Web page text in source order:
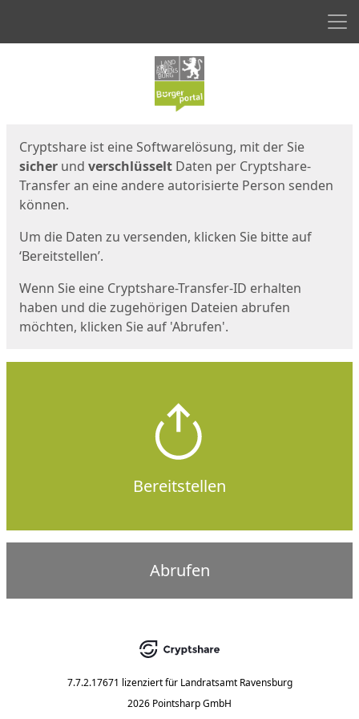
Cryptshare ist eine Softwarelösung, mit der Sie
sicher und verschlüsselt Daten per Cryptshare-
Transfer an eine andere autorisierte Person senden
können.
Um die Daten zu versenden, klicken Sie bitte auf
‘Bereitstellen’.
Wenn Sie eine Cryptshare-Transfer-ID erhalten
haben und die zugehörigen Dateien abrufen
möchten, klicken Sie auf 'Abrufen'.
Bereitstellen
Abrufen
7.7.2.17671 lizenziert für Landratsamt Ravensburg
2026 Pointsharp GmbH